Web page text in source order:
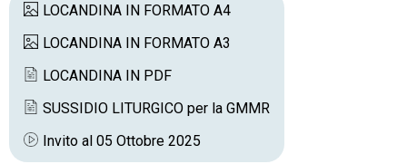
LOCANDINA IN FORMATO A4
LOCANDINA IN FORMATO A3
LOCANDINA IN PDF
SUSSIDIO LITURGICO per la GMMR
Invito al 05 Ottobre 2025